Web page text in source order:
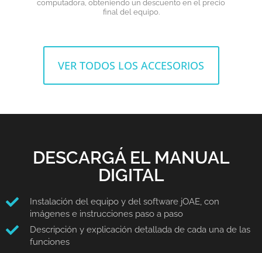
computadora, obteniendo un descuento en el precio
final del equipo.
VER TODOS LOS ACCESORIOS
DESCARGÁ EL MANUAL
DIGITAL
Instalación del equipo y del software jOAE, con
imágenes e instrucciones paso a paso
Descripción y explicación detallada de cada una de las
funciones